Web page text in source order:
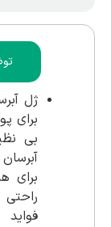
ژل
برای
بی
برای
راحتی